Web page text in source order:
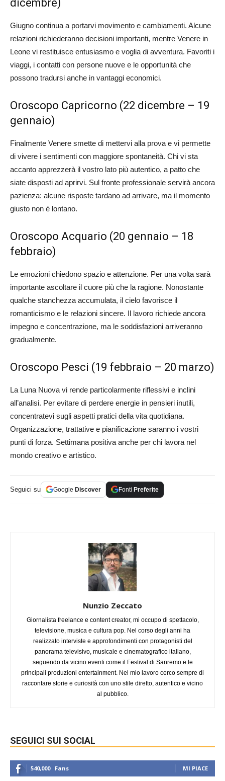
dicembre)
Giugno continua a portarvi movimento e cambiamenti. Alcune
relazioni richiederanno decisioni importanti, mentre Venere in
Leone vi restituisce entusiasmo e voglia di avventura. Favoriti i
viaggi, i contatti con persone nuove e le opportunità che
possono tradursi anche in vantaggi economici.
Oroscopo Capricorno (22 dicembre – 19
gennaio)
Finalmente Venere smette di mettervi alla prova e vi permette
di vivere i sentimenti con maggiore spontaneità. Chi vi sta
accanto apprezzerà il vostro lato più autentico, a patto che
siate disposti ad aprirvi. Sul fronte professionale servirà ancora
pazienza: alcune risposte tardano ad arrivare, ma il momento
giusto non è lontano.
Oroscopo Acquario (20 gennaio – 18
febbraio)
Le emozioni chiedono spazio e attenzione. Per una volta sarà
importante ascoltare il cuore più che la ragione. Nonostante
qualche stanchezza accumulata, il cielo favorisce il
romanticismo e le relazioni sincere. Il lavoro richiede ancora
impegno e concentrazione, ma le soddisfazioni arriveranno
gradualmente.
Oroscopo Pesci (19 febbraio – 20 marzo)
La Luna Nuova vi rende particolarmente riflessivi e inclini
all’analisi. Per evitare di perdere energie in pensieri inutili,
concentratevi sugli aspetti pratici della vita quotidiana.
Organizzazione, trattative e pianificazione saranno i vostri
punti di forza. Settimana positiva anche per chi lavora nel
mondo creativo e artistico.
Seguici su Google Discover Fonti Preferite
Nunzio Zeccato
Giornalista freelance e content creator, mi occupo di spettacolo,
televisione, musica e cultura pop. Nel corso degli anni ha
realizzato interviste e approfondimenti con protagonisti del
panorama televisivo, musicale e cinematografico italiano,
seguendo da vicino eventi come il Festival di Sanremo e le
principali produzioni entertainment. Nel mio lavoro cerco sempre di
raccontare storie e curiosità con uno stile diretto, autentico e vicino
al pubblico.
SEGUICI SUI SOCIAL
540,000 Fans MI PIACE